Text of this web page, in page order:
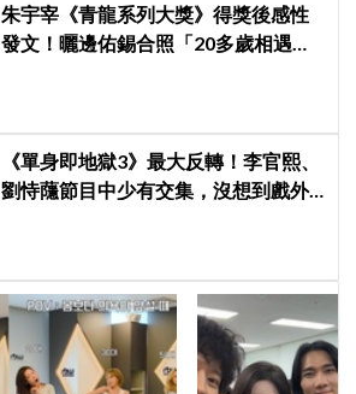
朱宇宰《青龍系列大獎》得獎後感性
發文！曬邊佑錫合照「20多歲相遇，
《單身即地獄3》最大反轉！李官熙、
劉恃蘟節目中少有交集，沒想到戲外